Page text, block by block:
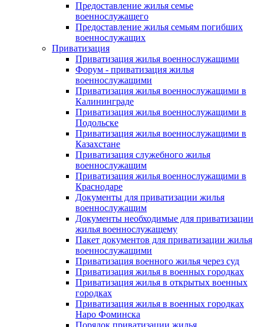
Предоставление жилья семье
военнослужащего
Предоставление жилья семьям погибших
военнослужащих
Приватизация
Приватизация жилья военнослужащими
Форум - приватизация жилья
военнослужащими
Приватизация жилья военнослужащими в
Калининграде
Приватизация жилья военнослужащими в
Подольске
Приватизация жилья военнослужащими в
Казахстане
Приватизация служебного жилья
военнослужащим
Приватизация жилья военнослужащими в
Краснодаре
Документы для приватизации жилья
военнослужащим
Документы необходимые для приватизации
жилья военнослужащему
Пакет документов для приватизации жилья
военнослужащими
Приватизация военного жилья через суд
Приватизация жилья в военных городках
Приватизация жилья в открытых военных
городках
Приватизация жилья в военных городках
Наро Фоминска
Порядок приватизации жилья